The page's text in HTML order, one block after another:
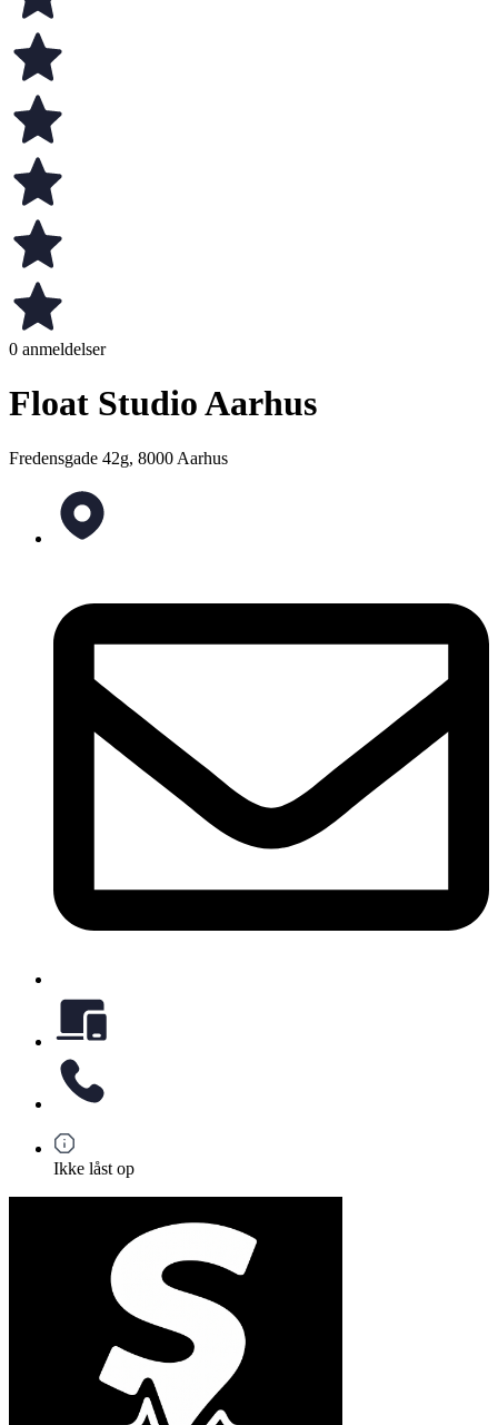
0 anmeldelser
Float Studio Aarhus
Fredensgade 42g, 8000 Aarhus
Ikke låst op